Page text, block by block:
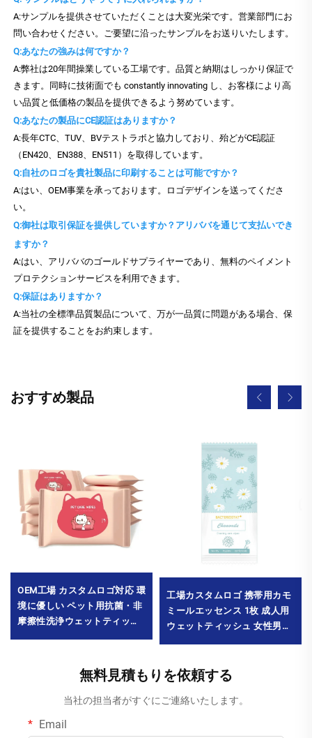
A:サンプルを提供させていただくことは大変光栄です。営業部門にお
問い合わせください。ご要望に沿ったサンプルをお送りいたします。
Q:あなたの強みは何ですか？
A:弊社は20年間操業している工場です。品質と納期はしっかり保証で
きます。同時に技術面でも constantly innovating し、お客様により高
い品質と低価格の製品を提供できるよう努めています。
Q:あなたの製品にCE認証はありますか？
A:長年CTC、TUV、BVテストラボと協力しており、殆どがCE認証
（EN420、EN388、EN511）を取得しています。
Q:自社のロゴを貴社製品に印刷することは可能ですか？
A:はい、OEM事業を承っております。ロゴデザインを送ってくださ
い。
Q:御社は取引保証を提供していますか？アリババを通じて支払いでき
ますか？
A:はい、アリババのゴールドサプライヤーであり、無料のペイメント
プロテクションサービスを利用できます。
Q:保証はありますか？
A:当社の全標準品質製品について、万が一品質に問題がある場合、保
証を提供することをお約束します。
おすすめ製品
OEM工場 カスタムロゴ対応 環
境に優しい ペット用抗菌・非
摩擦性洗浄ウェットティッシ
発注数量10000パック
工場カスタムロゴ 携帯用カモ
ミールエッセンス 1枚 成人用
ウェットティッシュ 女性男性
無料見積もりを依頼する
当社の担当者がすぐにご連絡いたします。
Email